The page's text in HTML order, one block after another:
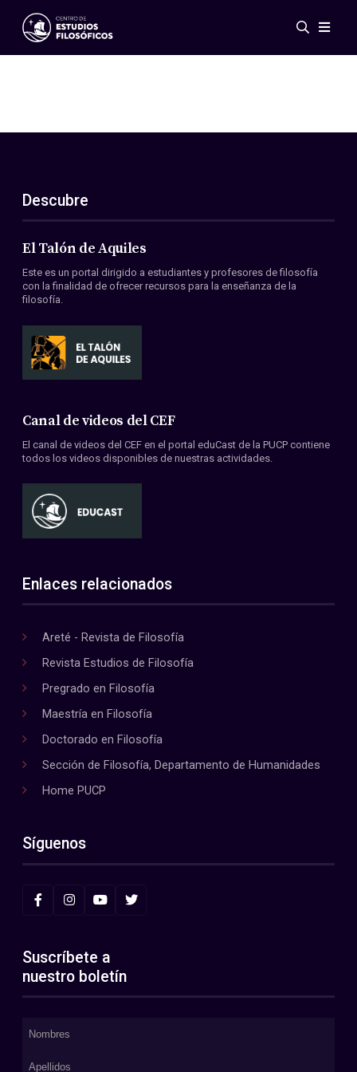
Eventos
ES
EN
Acerca de nosotros
Miembros
Convenios
Descubre
El Talón de Aquiles
Este es un portal dirigido a estudiantes y profesores de filosofía
con la finalidad de ofrecer recursos para la enseñanza de la
filosofía.
Canal de videos del CEF
El canal de videos del CEF en el portal eduCast de la PUCP contiene
todos los videos disponibles de nuestras actividades.
Enlaces relacionados
Areté - Revista de Filosofía
Revista Estudios de Filosofía
Pregrado en Filosofía
Maestría en Filosofía
Doctorado en Filosofía
Sección de Filosofía, Departamento de Humanidades
Home PUCP
Síguenos
Suscríbete a
nuestro boletín